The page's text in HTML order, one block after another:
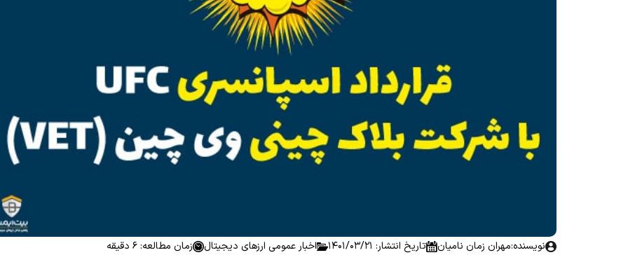
نویسنده:مهران زمان نامیان تاریخ انتشار: 1401/03/21 اخبار عمومی ارزهای دیجیتال زمان مطالعه: 6 دقیقه